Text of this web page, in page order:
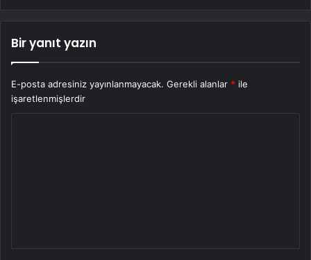
Bir yanıt yazın
E-posta adresiniz yayınlanmayacak. Gerekli alanlar * ile
işaretlenmişlerdir